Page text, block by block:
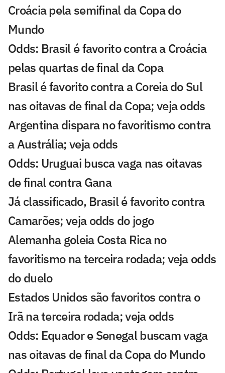
Croácia pela semifinal da Copa do
Mundo
Odds: Brasil é favorito contra a Croácia
pelas quartas de final da Copa
Brasil é favorito contra a Coreia do Sul
nas oitavas de final da Copa; veja odds
Argentina dispara no favoritismo contra
a Austrália; veja odds
Odds: Uruguai busca vaga nas oitavas
de final contra Gana
Já classificado, Brasil é favorito contra
Camarões; veja odds do jogo
Alemanha goleia Costa Rica no
favoritismo na terceira rodada; veja odds
do duelo
Estados Unidos são favoritos contra o
Irã na terceira rodada; veja odds
Odds: Equador e Senegal buscam vaga
nas oitavas de final da Copa do Mundo